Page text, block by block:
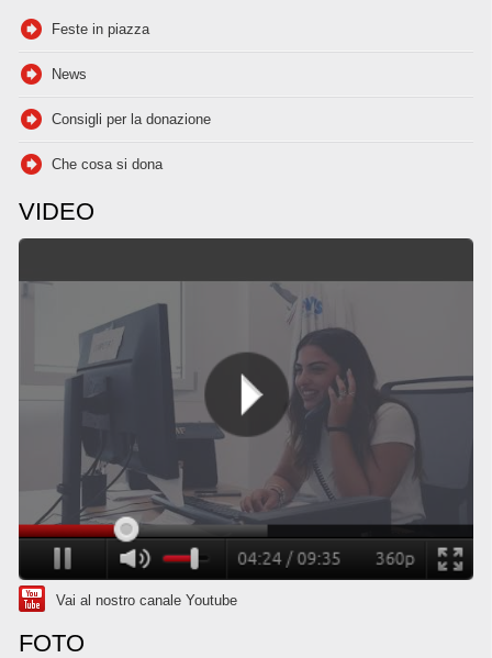
Feste in piazza
News
Consigli per la donazione
Che cosa si dona
VIDEO
Vai al nostro canale Youtube
FOTO